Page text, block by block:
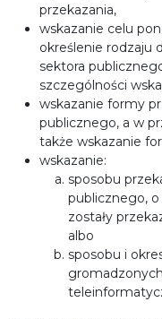
przekazania,
wskazanie celu
określenie rodzaju
sektora
szczególności
wskazanie formy
publicznego, a w
także wskazanie
wskazanie:
sposobu
publicznego,
zostały
albo
sposobu i